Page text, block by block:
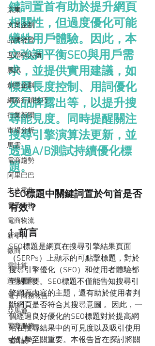
京東
文案企劃
品牌經營
互聯網人物
騰訊
創意企劃
網路行銷技巧
行業新聞
市場分析
馬雲
電商趨勢
阿里巴巴
未來零售
電子商務
電商物流
新零售
微商
雲計算
跨境電商
電子商務報告
亞馬遜
電商服務
電商技巧
鍵詞置首有助於提升網頁
相關性，但過度優化可能
犧牲用戶體驗。因此，本
文強調平衡SEO與用戶需
求，並提供實用建議，如
標題長度控制、用詞優化
及品牌露出等，以提升搜
尋能見度。同時提醒關注
搜尋引擎演算法更新，並
透過A/B測試持續優化標
題。
SEO標題中關鍵詞置於句首是否
有效？
1. 前言
SEO標題是網頁在搜尋引擎結果頁面
（SERPs）上顯示的可點擊標題，對於
搜尋引擎優化（SEO）和使用者體驗都
至關重要。SEO標題不僅能告知搜尋引
擎網頁內容的主題，還有助於使用者判
斷網頁是否符合其搜尋意圖 。因此，一
個經過良好優化的SEO標題對於提高網
站在搜尋結果中的可見度以及吸引使用
者點擊至關重要。本報告旨在探討將關